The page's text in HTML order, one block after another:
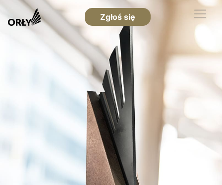
Zgłoś się